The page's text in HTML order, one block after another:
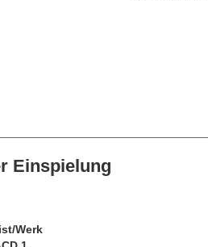
Einspielung
Werk